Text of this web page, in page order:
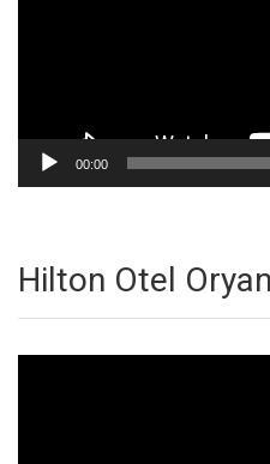
00:00
Hilton Otel